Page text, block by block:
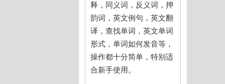
释，同义词，反义词，押
韵词，英文例句，英文翻
译，查找单词，英文单词
形式，单词如何发音等，
操作都十分简单，特别适
合新手使用。